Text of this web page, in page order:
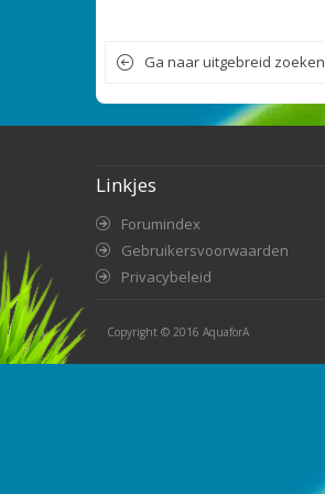
Ga naar uitgebreid zoeken
Linkjes
Forumindex
Gebruikersvoorwaarden
Privacybeleid
Copyright © 2016 AquaforA